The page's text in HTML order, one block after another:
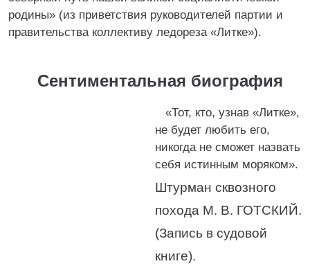
родины» (из приветствия руководителей партии и
правительства коллективу ледореза «Литке»).
Сентиментальная биография
«Тот, кто, узнав «Литке»,
не будет любить его,
никогда не сможет назвать
себя истинным моряком».
Штурман сквозного
похода М. В. ГОТСКИЙ.
(Запись в судовой
книге).